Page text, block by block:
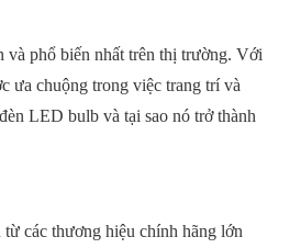
và phổ biến nhất trên thị trường. Với
ưa chuộng trong việc trang trí và
LED bulb và tại sao nó trở thành
các thương hiệu chính hãng lớn